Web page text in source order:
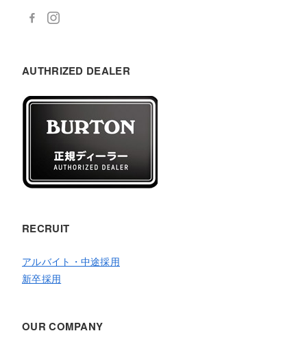
AUTHRIZED DEALER
RECRUIT
アルバイト・中途採用
新卒採用
OUR COMPANY